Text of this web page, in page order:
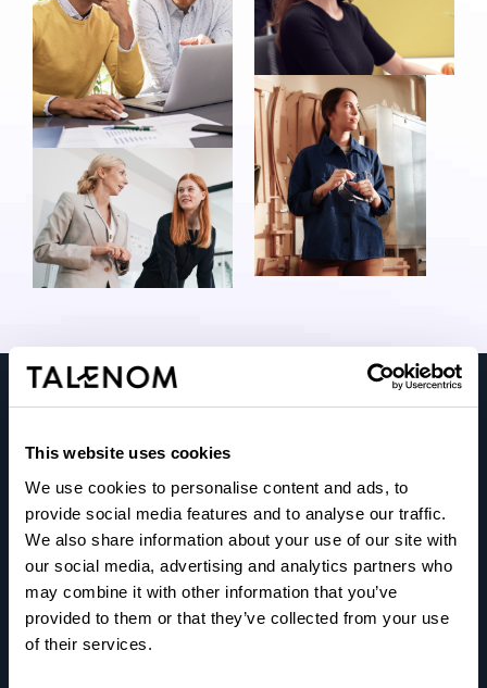
This website uses cookies
We use cookies to personalise content and ads, to
provide social media features and to analyse our traffic.
We also share information about your use of our site with
our social media, advertising and analytics partners who
may combine it with other information that you’ve
provided to them or that they’ve collected from your use
of their services.
Talenom tarjoaa yrittäjille luotettavaa, selkeää ja oikea-
aikaista taloustietoa.
Ymmärrämme yrityksesi arjen, vastaamme tarpeisiisi ja
ennakoimme puolestasi, jotta päätöksenteko olisi
mahdollisimman helppoa.
Autamme yrittäjiä menestymään.